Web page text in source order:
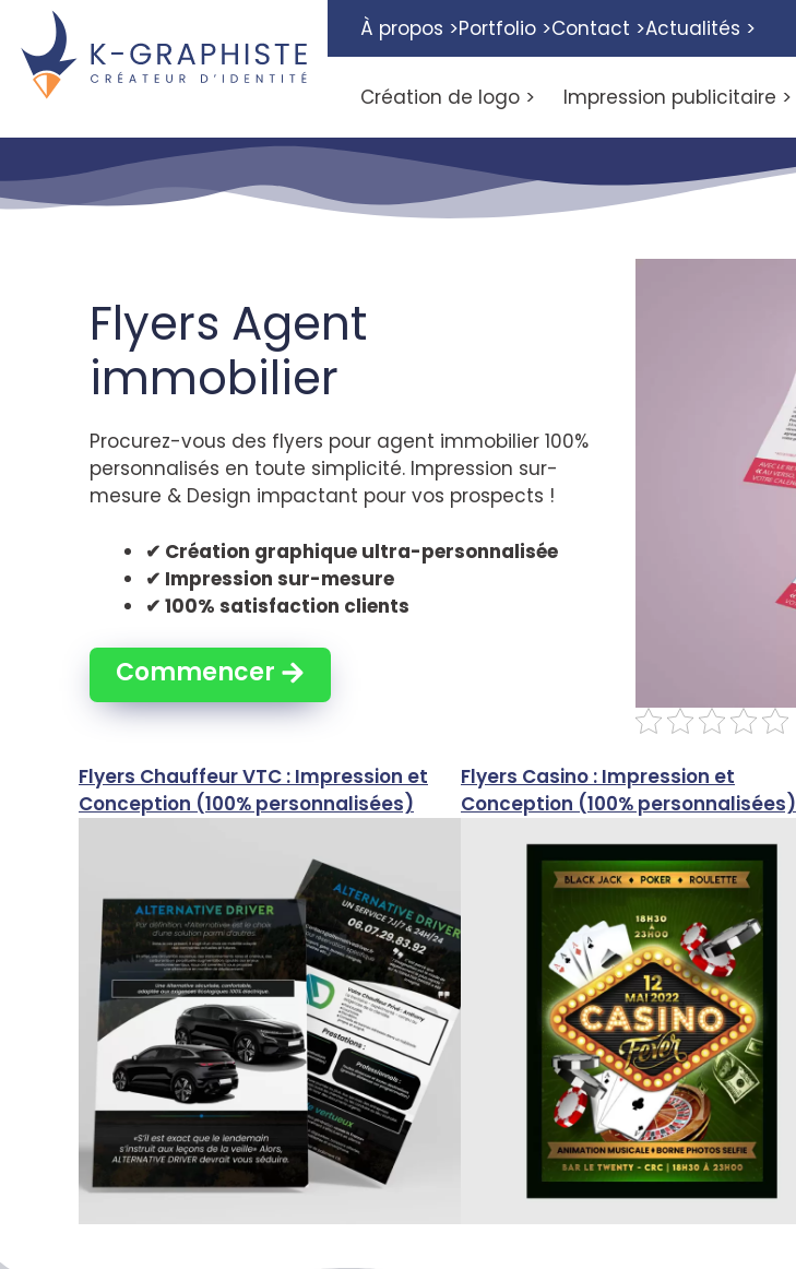
À propos >Portfolio >Contact >Actualités >
Création de logo > Impression publicitaire >
Flyers Agent
immobilier
Procurez-vous des flyers pour agent immobilier 100%
personnalisés en toute simplicité. Impression sur-
mesure & Design impactant pour vos prospects !
✔ Création graphique ultra-personnalisée
✔ Impression sur-mesure
✔ 100% satisfaction clients
Commencer
Flyers Chauffeur VTC : Impression et
Conception (100% personnalisées)
Flyers Casino : Impression et
Conception (100% personnalisées)